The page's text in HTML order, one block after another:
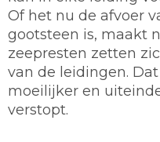
Of het nu de afvoer
gootsteen is, maakt
zeepresten zetten
van de leidingen.
moeilijker en
verstopt.